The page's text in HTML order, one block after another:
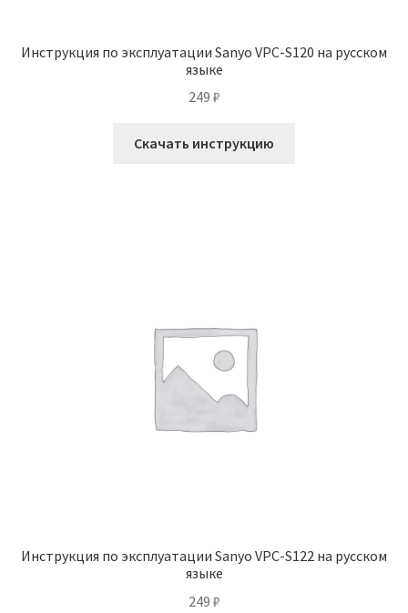
Инструкция по эксплуатации Sanyo VPC-S120 на русском
языке
249 ₽
Скачать инструкцию
Инструкция по эксплуатации Sanyo VPC-S122 на русском
языке
249 ₽